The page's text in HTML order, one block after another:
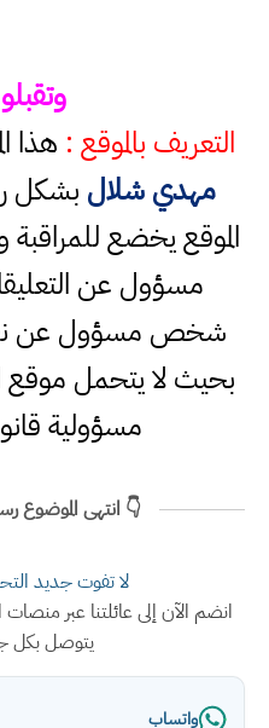
التعريف بالموقع : هذا
مهدي شلال بشكل
الموقع يخضع
مسؤول عن
شخص مسؤول عن
بحيث لا يتحمل موقع
مسؤولية
👇 انتهى الموضوع
لا تفوت جديد
انضم الآن إلى عائلتنا عبر
يتوصل بكل
واتساب